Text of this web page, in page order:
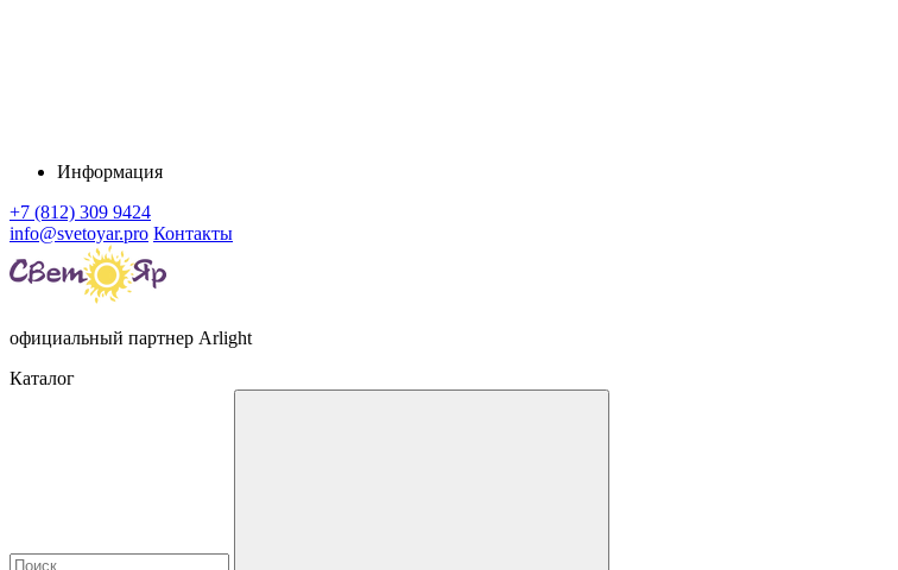
Информация
+7 (812) 309 9424
info@svetoyar.pro Контакты
официальный партнер Arlight
Каталог